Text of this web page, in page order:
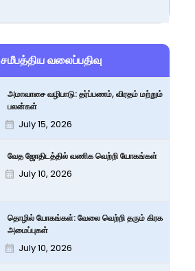
சமீபத்திய வலைப்பதிவு
அமாவாசை வழிபாடு: தர்ப்பணம், விரதம் மற்றும்
பலன்கள்
July 15, 2026
வேத ஜோதிடத்தில் வணிக வெற்றி யோகங்கள்
July 10, 2026
தொழில் யோகங்கள்: வேலை வெற்றி தரும் கிரக
அமைப்புகள்
July 10, 2026